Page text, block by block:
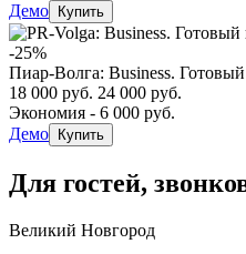
Демо
Купить
-25%
Пиар-Волга: Business.
18 000 руб. 24 000 руб.
Экономия - 6 000 руб.
Демо
Купить
Для гостей,
Великий Новгород